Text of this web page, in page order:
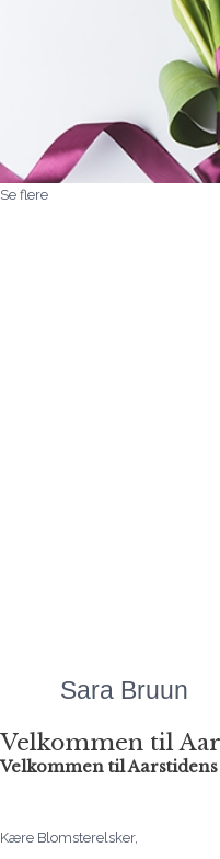
Se flere
Sara Bruun
Velkommen til
Velkommen til
Kære Blomsterelsker,